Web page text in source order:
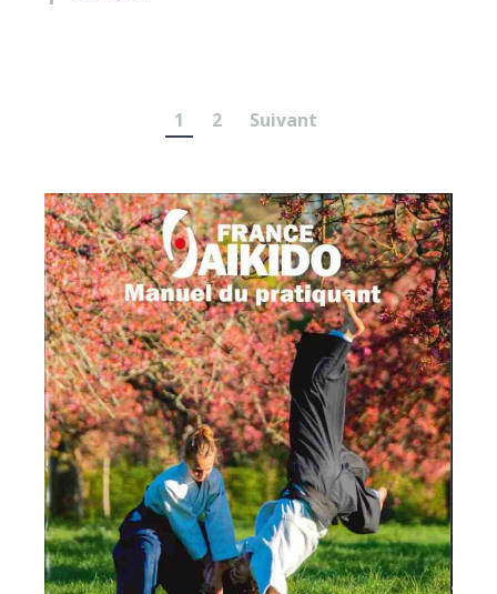
Pagination
publications
1 2 Suivant